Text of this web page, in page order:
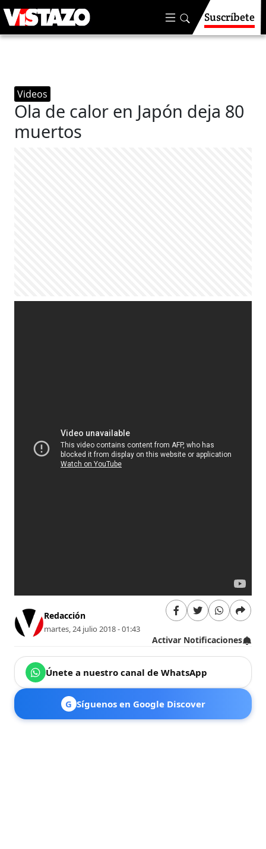
Suscríbete
Videos
Ola de calor en Japón deja 80
muertos
Redacción
martes, 24 julio 2018 - 01:43
Activar Notificaciones
Únete a nuestro canal de WhatsApp
G Síguenos en Google Discover